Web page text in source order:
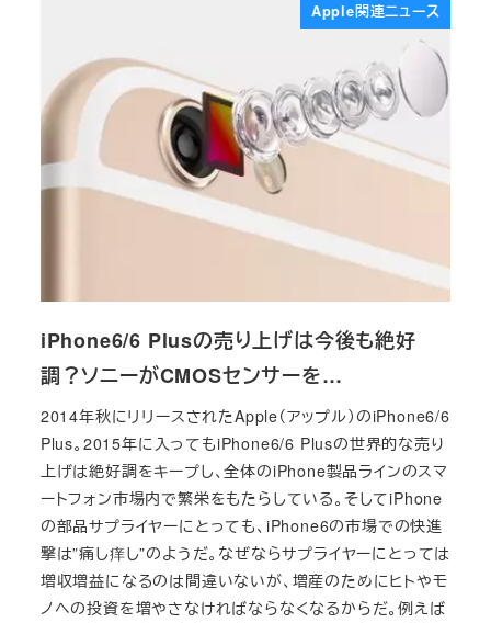
Apple関連ニュース
iPhone6/6 Plusの売り上げは今後も絶好
調？ソニーがCMOSセンサーを…
2014年秋にリリースされたApple（アップル）のiPhone6/6
Plus。2015年に入ってもiPhone6/6 Plusの世界的な売り
上げは絶好調をキープし、全体のiPhone製品ラインのスマ
ートフォン市場内で繁栄をもたらしている。そしてiPhone
の部品サプライヤーにとっても、iPhone6の市場での快進
撃は”痛し痒し”のようだ。なぜならサプライヤーにとっては
増収増益になるのは間違いないが、増産のためにヒトやモ
ノへの投資を増やさなければならなくなるからだ。例えば